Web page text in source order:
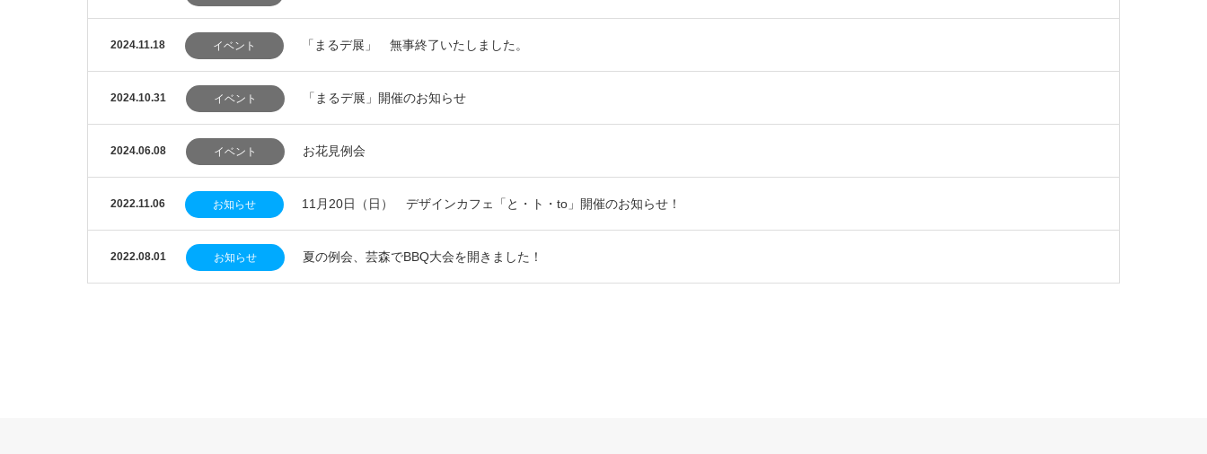
2024.11.18 イベント 「まるデ展」 無事終了いたしました。
2024.10.31 イベント 「まるデ展」開催のお知らせ
2024.06.08 イベント お花見例会
2022.11.06 お知らせ 11月20日（日） デザインカフェ「と・ト・to」開催のお知らせ！
2022.08.01 お知らせ 夏の例会、芸森でBBQ大会を開きました！